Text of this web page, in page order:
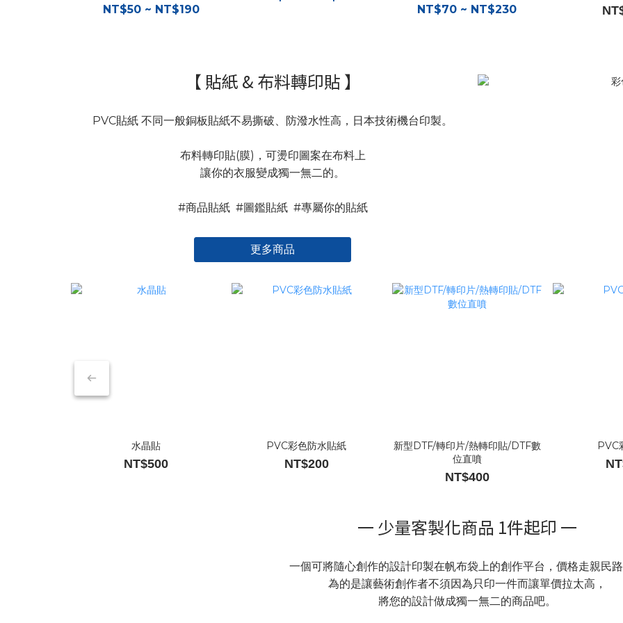
NT$50 ~ NT$190
NT$70 ~ NT$230
【 貼紙 & 布料轉印貼 】
PVC貼紙 不同一般銅板貼紙不易撕破、防潑水性高，日本技術機台印製。
布料轉印貼(膜)，可燙印圖案在布料上
讓你的衣服變成獨一無二的。
#商品貼紙 #圖鑑貼紙 #專屬你的貼紙
更多商品
水晶貼
NT$500
PVC彩色防水貼紙
NT$200
新型DTF/轉印片/熱轉印貼/DTF數
位直噴
NT$400
PVC
一 少量客製化商品 1件起印 一
一個可將隨心創作的設計印製在帆布袋上的創作平台，價格走親民
為的是讓藝術創作者不須因為只印一件而讓單價拉太高，
將您的設計做成獨一無二的商品吧。